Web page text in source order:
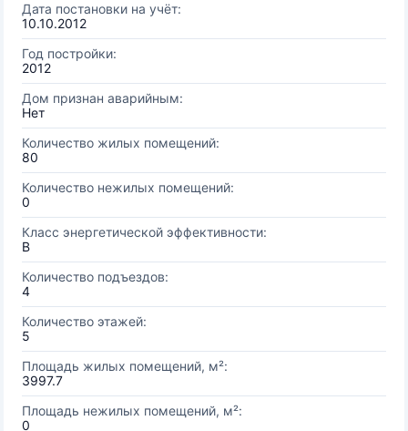
Дата постановки на учёт:
10.10.2012
Год постройки:
2012
Дом признан аварийным:
Нет
Количество жилых помещений:
80
Количество нежилых помещений:
0
Класс энергетической эффективности:
B
Количество подъездов:
4
Количество этажей:
5
Площадь жилых помещений, м²:
3997.7
Площадь нежилых помещений, м²:
0